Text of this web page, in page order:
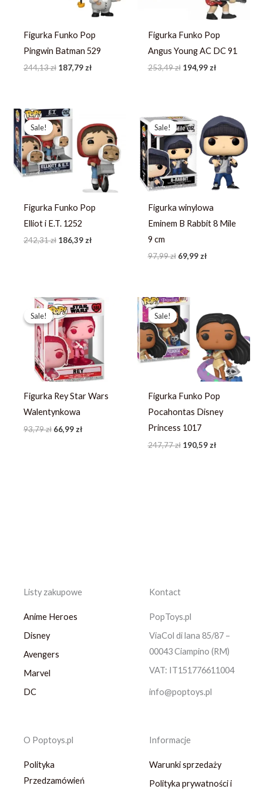
Figurka Funko Pop
Pingwin Batman 529
244,13zł 187,79zł
Figurka Funko Pop
Angus Young AC DC 91
253,49zł 194,99zł
Sale!
Sale!
Figurka Funko Pop
Elliot i E.T. 1252
242,31zł
Pierwotna
cena
wynosiła:
242,31 zł.
186,39zł
cena
wynosi:
186,39 zł.
Sale!
Sale!
Figurka winylowa
Eminem B Rabbit 8 Mile
9 cm
97,99zł
cena
wynosiła:
97,99 zł.
69,99zł
cena
wynosi:
69,99 zł.
Sale!
Sale!
Figurka Rey Star Wars
Walentynkowa
93,79zł
Pierwotna
cena
wynosiła:
93,79 zł.
66,99 zł
Aktualna
cena
wynosi:
66,99 zł.
Sale!
Sale!
Figurka Funko Pop
Pocahontas Disney
Princess 1017
247,77zł
Pierwotna
wynosiła:
247,77 zł.
190,59 zł
cena
wynosi:
190,59 zł.
Listy zakupowe
Anime Heroes
Disney
Avengers
Marvel
DC
Kontact
PopToys.pl
ViaCol di lana 85/87 –
00043 Ciampino (RM)
VAT: IT151776611004
info@poptoys.pl
O Poptoys.pl
Polityka
Przedzamówień
Informacje
Warunki sprzedaży
Polityka prywatności i